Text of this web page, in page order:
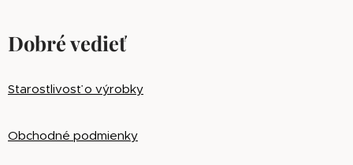
Dobré vedieť
Starostlivosť o výrobky
Obchodné podmienky